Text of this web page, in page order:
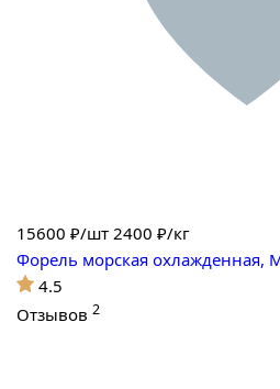
15600 ₽/шт 2400 ₽/кг
Форель морская охлажденная,
4.5
Отзывов 2